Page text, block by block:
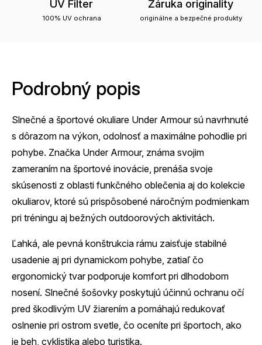
UV Filter
100% UV ochrana
Záruka originality
originálne a bezpečné produkty
Podrobný popis
Slnečné a športové okuliare Under Armour sú navrhnuté
s dôrazom na výkon, odolnosť a maximálne pohodlie pri
pohybe. Značka Under Armour, známa svojim
zameraním na športové inovácie, prenáša svoje
skúsenosti z oblasti funkčného oblečenia aj do kolekcie
okuliarov, ktoré sú prispôsobené náročným podmienkam
pri tréningu aj bežných outdoorových aktivitách.
Ľahká, ale pevná konštrukcia rámu zaisťuje stabilné
usadenie aj pri dynamickom pohybe, zatiaľ čo
ergonomický tvar podporuje komfort pri dlhodobom
nosení. Slnečné šošovky poskytujú účinnú ochranu očí
pred škodlivým UV žiarením a pomáhajú redukovať
oslnenie pri ostrom svetle, čo oceníte pri športoch, ako
je beh, cyklistika alebo turistika.